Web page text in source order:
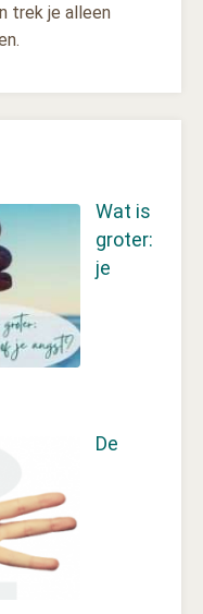
trek je alleen
Wat is
groter:
je
De